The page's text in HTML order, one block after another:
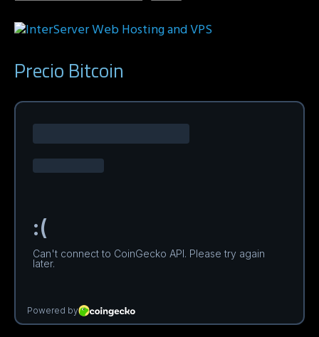
Precio Bitcoin